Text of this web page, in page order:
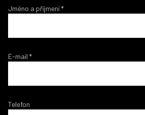
Jméno a příjmení*
E-mail *
Telefon